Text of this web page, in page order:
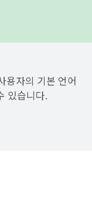
용자의 기본 언어
있습니다.